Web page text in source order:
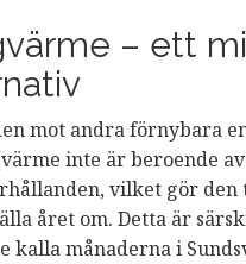
– ett
mot andra förnybara
inte är beroende av
vilket gör
året om. Detta är
kalla månaderna i